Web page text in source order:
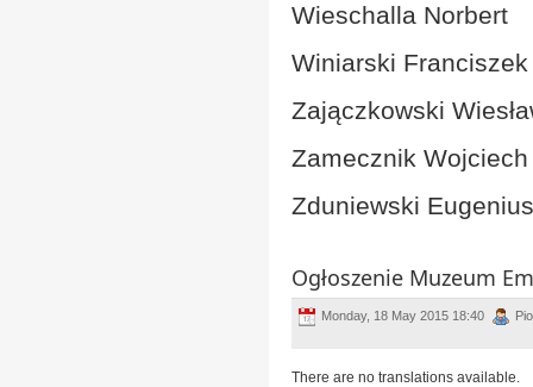
Wieschalla Norbert
Winiarski Franciszek
Zajączkowski
Zamecznik Wojciech
Zduniewski
Ogłoszenie Muzeum
Monday, 18 May 2015 18:40
There are no translations available.